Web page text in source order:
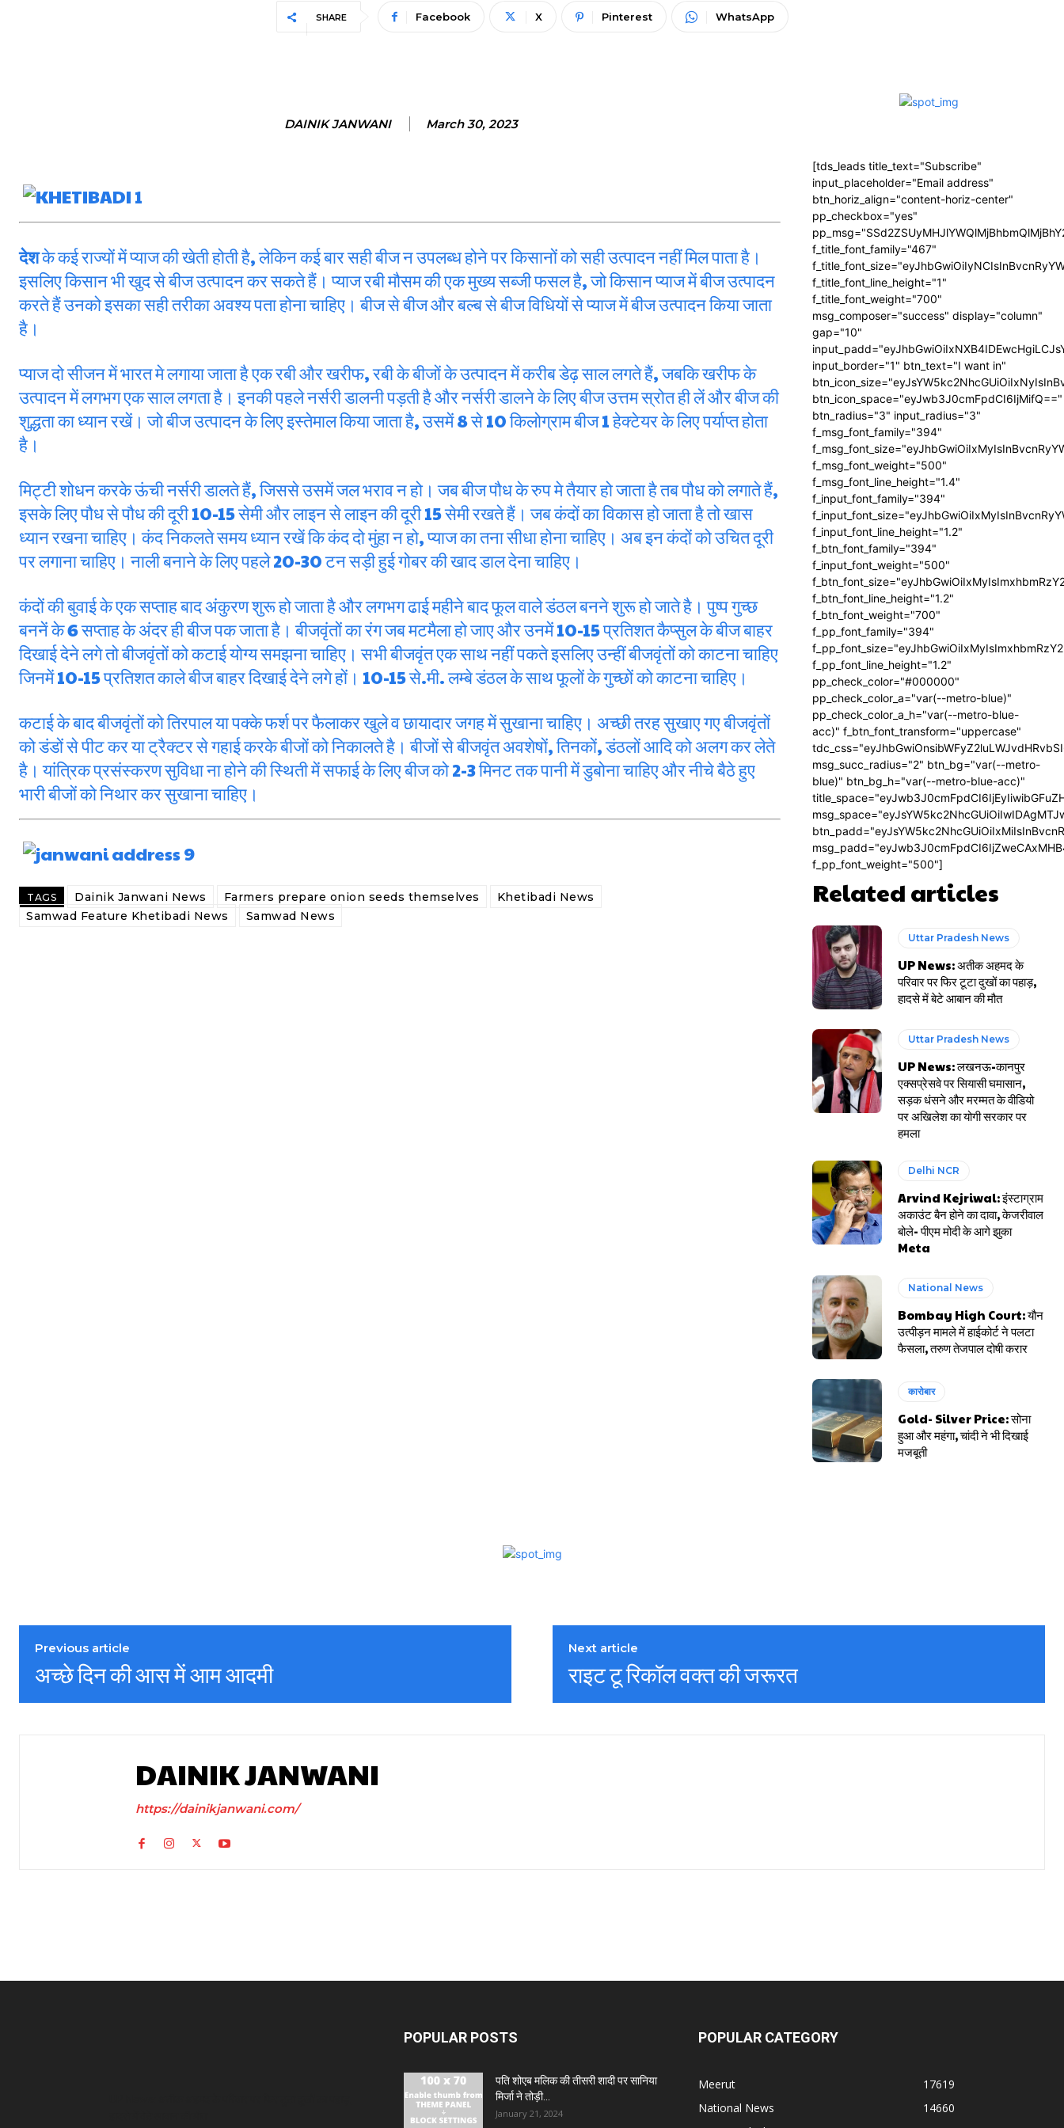
SHARE Facebook X Pinterest WhatsApp
DAINIK JANWANI March 30, 2023
देशके कई राज्यों में प्याज की खेती होती है, लेकिन कई बार सही बीज न उपलब्ध होने पर किसानों को सही उत्पादन नहीं मिल पाता है।
इसलिए किसान भी खुद से बीज उत्पादन कर सकते हैं। प्याज रबी मौसम की एक मुख्य सब्जी फसल है, जो किसान प्याज में बीज उत्पादन
करते हैं उनको इसका सही तरीका अवश्य पता होना चाहिए। बीज से बीज और बल्ब से बीज विधियों से प्याज में बीज उत्पादन किया जाता
है।
प्याज दो सीजन में भारत मे लगाया जाता है एक रबी और खरीफ, रबी के बीजों के उत्पादन में करीब डेढ़ साल लगते हैं, जबकि खरीफ के
उत्पादन में लगभग एक साल लगता है। इनकी पहले नर्सरी डालनी पड़ती है और नर्सरी डालने के लिए बीज उत्तम स्रोत ही लें और बीज की
शुद्धता का ध्यान रखें। जो बीज उत्पादन के लिए इस्तेमाल किया जाता है, उसमें 8 से 10 किलोग्राम बीज 1 हेक्टेयर के लिए पर्याप्त होता
है।
मिट्टी शोधन करके ऊंची नर्सरी डालते हैं, जिससे उसमें जल भराव न हो। जब बीज पौध के रुप मे तैयार हो जाता है तब पौध को लगाते हैं,
इसके लिए पौध से पौध की दूरी 10-15 सेमी और लाइन से लाइन की दूरी 15 सेमी रखते हैं। जब कंदों का विकास हो जाता है तो खास
ध्यान रखना चाहिए। कंद निकलते समय ध्यान रखें कि कंद दो मुंहा न हो, प्याज का तना सीधा होना चाहिए। अब इन कंदों को उचित दूरी
पर लगाना चाहिए। नाली बनाने के लिए पहले 20-30 टन सड़ी हुई गोबर की खाद डाल देना चाहिए।
कंदों की बुवाई के एक सप्ताह बाद अंकुरण शुरू हो जाता है और लगभग ढाई महीने बाद फूल वाले डंठल बनने शुरू हो जाते है। पुष्प गुच्छ
बननें के 6 सप्ताह के अंदर ही बीज पक जाता है। बीजवृंतों का रंग जब मटमैला हो जाए और उनमें 10-15 प्रतिशत कैप्सुल के बीज बाहर
दिखाई देने लगे तो बीजवृंतों को कटाई योग्य समझना चाहिए। सभी बीजवृंत एक साथ नहीं पकते इसलिए उन्हीं बीजवृंतों को काटना चाहिए
जिनमें 10-15 प्रतिशत काले बीज बाहर दिखाई देने लगे हों। 10-15 से.मी. लम्बे डंठल के साथ फूलों के गुच्छों को काटना चाहिए।
कटाई के बाद बीजवृंतों को तिरपाल या पक्के फर्श पर फैलाकर खुले व छायादार जगह में सुखाना चाहिए। अच्छी तरह सुखाए गए बीजवृंतों
को डंडों से पीट कर या ट्रैक्टर से गहाई करके बीजों को निकालते है। बीजों से बीजवृंत अवशेषों, तिनकों, डंठलों आदि को अलग कर लेते
है। यांत्रिक प्रसंस्करण सुविधा ना होने की स्थिती में सफाई के लिए बीज को 2-3 मिनट तक पानी में डुबोना चाहिए और नीचे बैठे हुए
भारी बीजों को निथार कर सुखाना चाहिए।
TAGS Dainik Janwani News Farmers prepare onion seeds themselves
Khetibadi News
Samwad Feature Khetibadi News
Samwad News
[tds_leads title_text="Subscribe"
input_placeholder="Email address"
btn_horiz_align="content-horiz-center"
pp_checkbox="yes"
f_title_font_family="467"
f_title_font_line_height="1"
f_title_font_weight="700"
msg_composer="success" display="column"
gap="10"
input_border="1" btn_text="I want in"
btn_icon_space="eyJwb3J0cmFpdCI6IjMifQ=="
btn_radius="3" input_radius="3"
f_msg_font_family="394"
f_msg_font_weight="500"
f_msg_font_line_height="1.4"
f_input_font_family="394"
f_input_font_line_height="1.2"
f_btn_font_family="394"
f_input_font_weight="500"
f_btn_font_line_height="1.2"
f_btn_font_weight="700"
f_pp_font_family="394"
f_pp_font_line_height="1.2"
pp_check_color="#000000"
pp_check_color_a="var(--metro-blue)"
pp_check_color_a_h="var(--metro-blue-
acc)" f_btn_font_transform="uppercase"
msg_succ_radius="2" btn_bg="var(--metro-
blue)" btn_bg_h="var(--metro-blue-acc)"
f_pp_font_weight="500"]
Related articles
Uttar Pradesh News
UP News: अतीक अहमद के
परिवार पर फिर टूटा दुखों का पहाड़,
हादसे में बेटे आबान की मौत
Uttar Pradesh News
UP News: लखनऊ-कानपुर
एक्सप्रेसवे पर सियासी घमासान,
सड़क धंसने और मरम्मत के वीडियो
पर अखिलेश का योगी सरकार पर
हमला
Delhi NCR
Arvind Kejriwal: इंस्टाग्राम
अकाउंट बैन होने का दावा, केजरीवाल
बोले- पीएम मोदी के आगे झुका
Meta
National News
Bombay High Court: यौन
उत्पीड़न मामले में हाईकोर्ट ने पलटा
फैसला, तरुण तेजपाल दोषी करार
कारोबार
Gold- Silver Price: सोना
हुआ और महंगा, चांदी ने भी दिखाई
मजबूती
Previous article
अच्छे दिन की आस में आम आदमी
Next article
राइट टू रिकॉल वक्त की जरूरत
DAINIK JANWANI
https://dainikjanwani.com/
POPULAR POSTS
पति शोएब मलिक की तीसरी शादी पर सानिया
मिर्जा ने तोड़ी...
January 21, 2024
POPULAR CATEGORY
Meerut
17619
National News
14660